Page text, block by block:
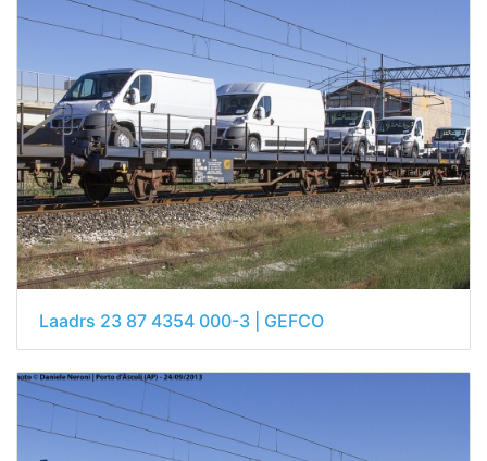
Laadrs 23 87 4354 000-3 | GEFCO